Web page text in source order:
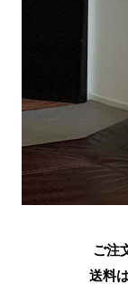
ご注
送料